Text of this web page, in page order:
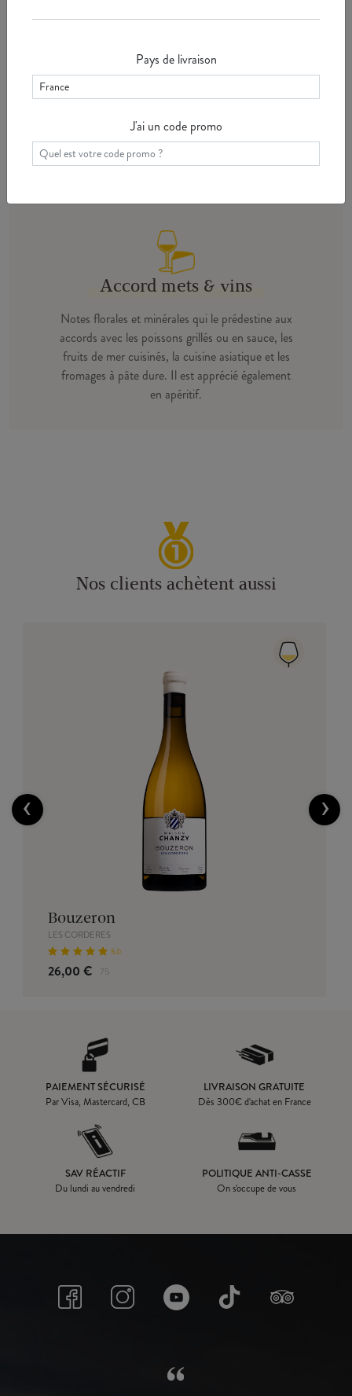
Karine Moréteaux
CONSEIL EXPERT CHANZY
Accord mets & vins
Notes florales et minérales qui le prédestine aux
accords avec les poissons grillés ou en sauce, les
fruits de mer cuisinés, la cuisine asiatique et les
fromages à pâte dure. Il est apprécié également
en apéritif.
Nos clients achètent aussi
Bouzeron
LES CORDERES
5.0
26,00 € 75
‹ ›
PAIEMENT SÉCURISÉ
Par Visa, Mastercard, CB
LIVRAISON GRATUITE
Dès 300€ d'achat en France
SAV RÉACTIF
Du lundi au vendredi
POLITIQUE ANTI-CASSE
On s'occupe de vous
Pays de livraison
J'ai un code promo